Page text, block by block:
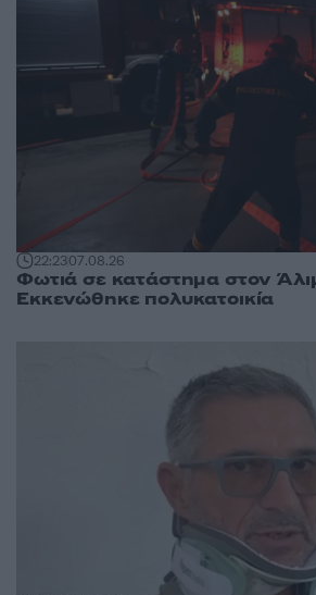
22:2307.08.26
Φωτιά σε κατάστημα στον
Εκκενώθηκε πολυκατοικία